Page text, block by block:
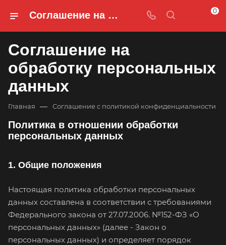
Соглашение на обработку персональных данных 0
Соглашение на
обработку персональных
данных
Главная — Соглашение c политикой конфиденциальности
Политика в отношении обработки
персональных данных
1. Общие положения
Настоящая политика обработки персональных
данных составлена в соответствии с требованиями
Федерального закона от 27.07.2006. №152-ФЗ «О
персональных данных» (далее - Закон о
персональных данных) и определяет порядок